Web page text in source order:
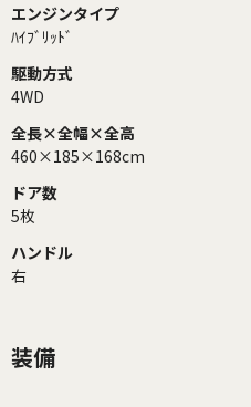
エンジンタイプ
ﾊｲﾌﾞﾘｯﾄﾞ
駆動方式
4WD
全長×全幅×全高
460×185×168cm
ドア数
5枚
ハンドル
右
装備